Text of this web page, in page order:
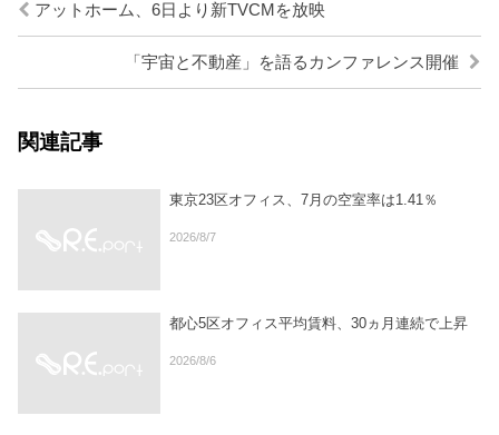
アットホーム、6日より新TVCMを放映
「宇宙と不動産」を語るカンファレンス開催
関連記事
東京23区オフィス、7月の空室率は1.41％
2026/8/7
都心5区オフィス平均賃料、30ヵ月連続で上昇
2026/8/6